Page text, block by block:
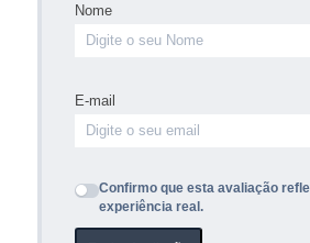
Nome
E-mail
Confirmo que esta avaliação
experiência real.